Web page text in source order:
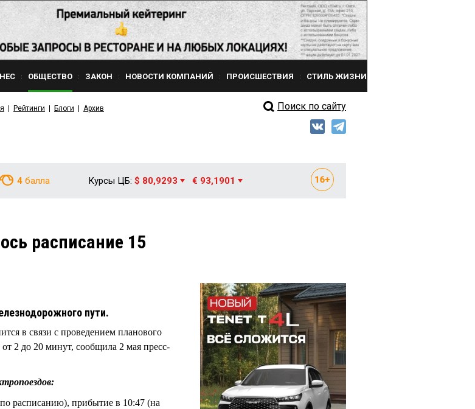
ОБЩЕСТВО ЗАКОН НОВОСТИ КОМПАНИЙ ПРОИСШЕСТВИЯ СТИЛЬ ЖИЗНИ
Рейтинги Блоги Архив Поиск по сайту
4 балла Курсы ЦБ: $ 80,9293 € 93,1901
расписание 15
пути.
в связи с проведением планового
2 до 20 минут, сообщила 2 мая пресс-
расписанию), прибытие в 10:47 (на